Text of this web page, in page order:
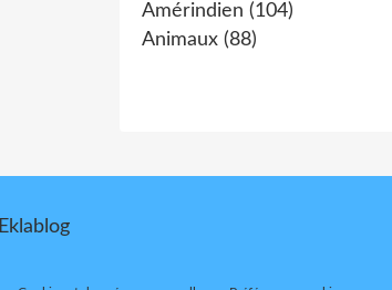
Amérindien (104)
Animaux (88)
Eklablog